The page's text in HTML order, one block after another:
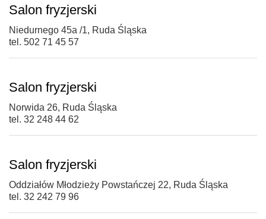
Salon fryzjerski
Niedurnego 45a /1, Ruda Śląska
tel. 502 71 45 57
Salon fryzjerski
Norwida 26, Ruda Śląska
tel. 32 248 44 62
Salon fryzjerski
Oddziałów Młodzieży Powstańczej 22, Ruda Śląska
tel. 32 242 79 96